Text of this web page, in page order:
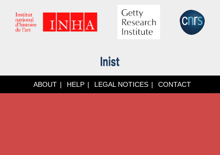
ABOUT HELP LEGAL NOTICES CONTACT